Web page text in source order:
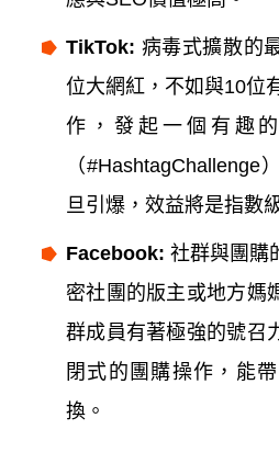
TikTok: 病毒式擴散的
位大網紅，不如與10位
作，發起一個有趣
（#HashtagChallenge
旦引爆，效益將是指數
Facebook: 社群與團購
密社團的版主或地方媽
群成員有著極強的號召
閉式的團購操作，能
換。